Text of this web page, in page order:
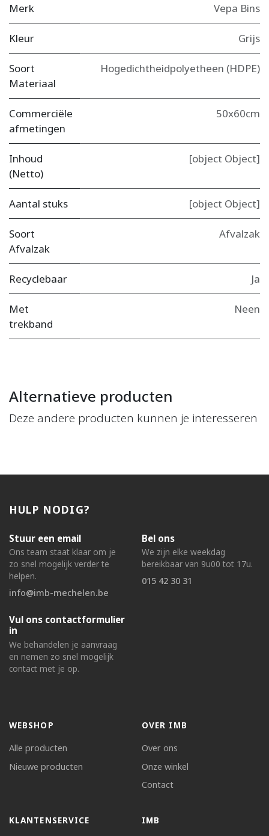
Merk Vepa Bins
Kleur Grijs
Soort
Materiaal
Hogedichtheidpolyetheen (HDPE)
Commerciële
afmetingen
50x60cm
Inhoud
(Netto)
[object Object]
Aantal stuks [object Object]
Soort
Afvalzak
Afvalzak
Recyclebaar Ja
Met
trekband
Neen
Alternatieve producten
Deze andere producten kunnen je interesseren
HULP NODIG?
Stuur een email
Ons team staat klaar om je
zo snel mogelijk verder te
helpen.
info@imb-mechelen.be
Bel ons
We zijn elke weekdag
bereikbaar van 9u00 tot 17u.
015 42 30 31
Vul ons contactformulier
in
We behandelen je aanvraag
en nemen zo snel mogelijk
contact met je op.
WEBSHOP
Alle producten
Nieuwe producten
OVER IMB
Over ons
Onze winkel
Contact
KLANTENSERVICE
IMB